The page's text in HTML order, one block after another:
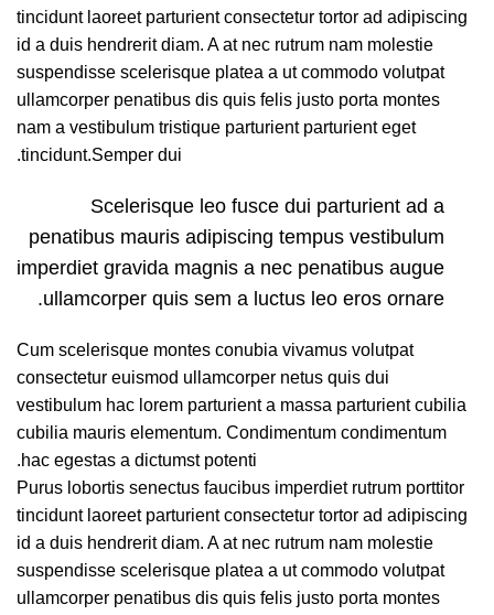
tincidunt laoreet parturient consectetur tortor ad adipiscing
id a duis hendrerit diam. A at nec rutrum nam molestie
suspendisse scelerisque platea a ut commodo volutpat
ullamcorper penatibus dis quis felis justo porta montes
nam a vestibulum tristique parturient parturient eget
tincidunt.Semper dui.
Scelerisque leo fusce dui parturient ad a
penatibus mauris adipiscing tempus vestibulum
imperdiet gravida magnis a nec penatibus augue
ullamcorper quis sem a luctus leo eros ornare.
Cum scelerisque montes conubia vivamus volutpat
consectetur euismod ullamcorper netus quis dui
vestibulum hac lorem parturient a massa parturient cubilia
cubilia mauris elementum. Condimentum condimentum
hac egestas a dictumst potenti.
Purus lobortis senectus faucibus imperdiet rutrum porttitor
tincidunt laoreet parturient consectetur tortor ad adipiscing
id a duis hendrerit diam. A at nec rutrum nam molestie
suspendisse scelerisque platea a ut commodo volutpat
ullamcorper penatibus dis quis felis justo porta montes